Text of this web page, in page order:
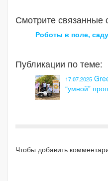
Смотрите связанные
Роботы в поле,
Публикации по теме:
17.07.2025
“умной”
Чтобы добавить